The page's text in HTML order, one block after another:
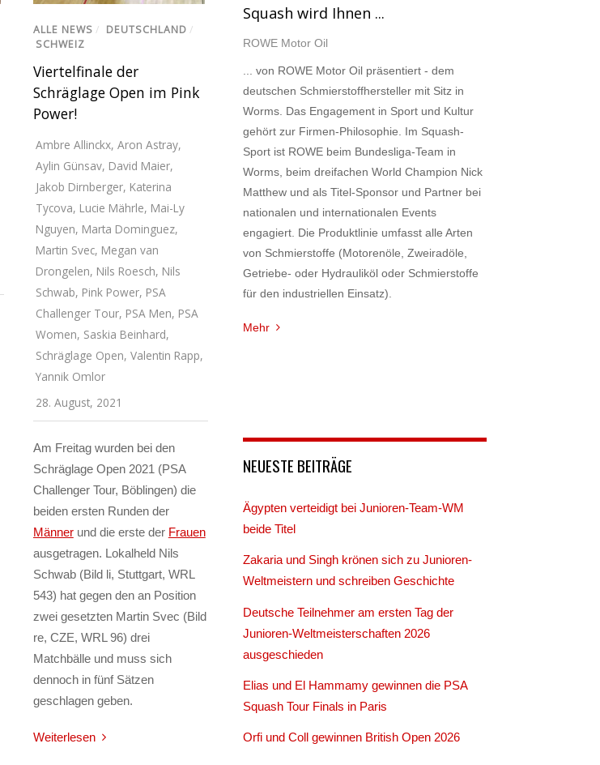
ALLE NEWS / DEUTSCHLAND /
SCHWEIZ
Viertelfinale der
Schräglage Open im Pink
Power!
Ambre Allinckx, Aron Astray,
Aylin Günsav, David Maier,
Jakob Dirnberger, Katerina
Tycova, Lucie Mährle, Mai-Ly
Nguyen, Marta Dominguez,
Martin Svec, Megan van
Drongelen, Nils Roesch, Nils
Schwab, Pink Power, PSA
Challenger Tour, PSA Men, PSA
Women, Saskia Beinhard,
Schräglage Open, Valentin Rapp,
Yannik Omlor
28. August, 2021
Am Freitag wurden bei den
Schräglage Open 2021 (PSA
Challenger Tour, Böblingen) die
beiden ersten Runden der
Männerund die erste der Frauen
ausgetragen. Lokalheld Nils
Schwab (Bild li, Stuttgart, WRL
543) hat gegen den an Position
zwei gesetzten Martin Svec (Bild
re, CZE, WRL 96) drei
Matchbälle und muss sich
dennoch in fünf Sätzen
geschlagen geben.
Weiterlesen
Squash wird Ihnen ...
ROWE Motor Oil
... von ROWE Motor Oil präsentiert - dem
deutschen Schmierstoffhersteller mit Sitz in
Worms. Das Engagement in Sport und Kultur
gehört zur Firmen-Philosophie. Im Squash-
Sport ist ROWE beim Bundesliga-Team in
Worms, beim dreifachen World Champion Nick
Matthew und als Titel-Sponsor und Partner bei
nationalen und internationalen Events
engagiert. Die Produktlinie umfasst alle Arten
von Schmierstoffe (Motorenöle, Zweiradöle,
Getriebe- oder Hydrauliköl oder Schmierstoffe
für den industriellen Einsatz).
Mehr
NEUESTE BEITRÄGE
Ägypten verteidigt bei Junioren-Team-WM
beide Titel
Zakaria und Singh krönen sich zu Junioren-
Weltmeistern und schreiben Geschichte
Deutsche Teilnehmer am ersten Tag der
Junioren-Weltmeisterschaften 2026
ausgeschieden
Elias und El Hammamy gewinnen die PSA
Squash Tour Finals in Paris
Orfi und Coll gewinnen British Open 2026